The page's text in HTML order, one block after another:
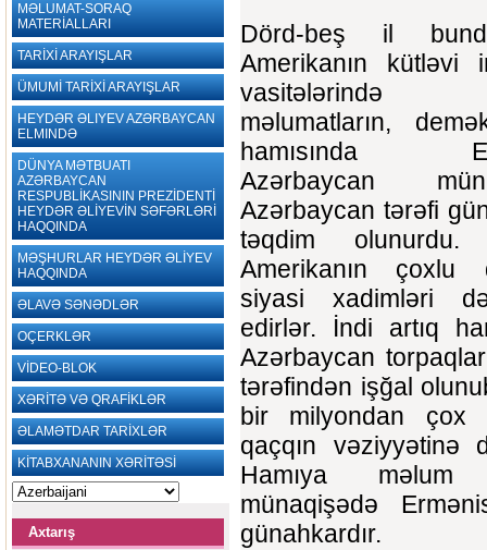
MƏLUMAT-SORAQ
MATERİALLARI
TARİXİ ARAYIŞLAR
ÜMUMİ TARİXİ ARAYIŞLAR
HEYDƏR ƏLIYEV AZƏRBAYCAN
ELMINDƏ
DÜNYA MƏTBUATI
AZƏRBAYCAN
RESPUBLİKASININ PREZİDENTİ
HEYDƏR ƏLİYEVİN SƏFƏRLƏRİ
HAQQINDA
MƏŞHURLAR HEYDƏR ƏLİYEV
HAQQINDA
ƏLAVƏ SƏNƏDLƏR
OÇERKLƏR
VİDEO-BLOK
XƏRİTƏ VƏ QRAFİKLƏR
ƏLAMƏTDAR TARİXLƏR
KİTABXANANIN XƏRİTƏSİ
Axtarış
Dörd-beş il
Amerikanın kütləvi
vasitələrində
məlumatların,
hamısında
Azərbaycan
Azərbaycan tərəfi
təqdim
Amerikanın çoxlu
siyasi xadimləri
edirlər. İndi artıq
Azərbaycan
tərəfindən işğal
bir milyondan çox
qaçqın vəziyyətinə
Hamıya
münaqişədə
günahkardır.